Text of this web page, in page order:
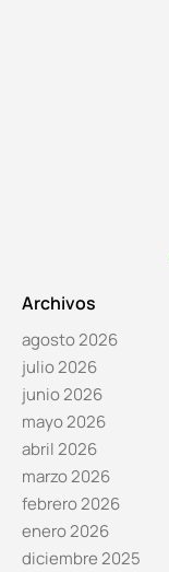
Archivos
agosto 2026
julio 2026
junio 2026
mayo 2026
abril 2026
marzo 2026
febrero 2026
enero 2026
diciembre 2025